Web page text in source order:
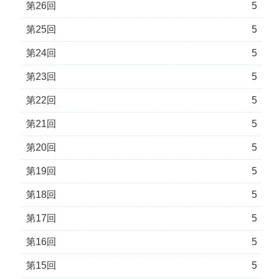
第26回 5
第25回 5
第24回 5
第23回 5
第22回 5
第21回 5
第20回 5
第19回 5
第18回 5
第17回 5
第16回 5
第15回 5